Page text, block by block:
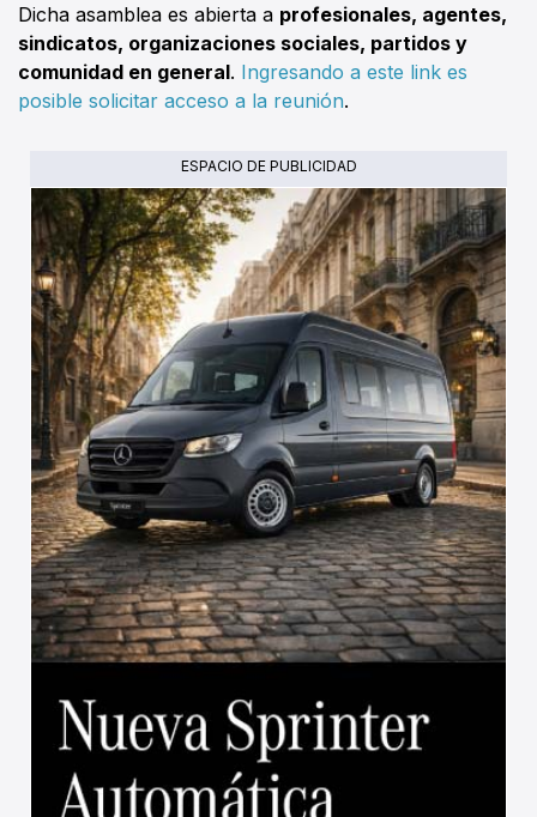
Dicha asamblea es abierta a profesionales, agentes,
sindicatos, organizaciones sociales, partidos y
comunidad en general. Ingresando a este link es
posible solicitar acceso a la reunión.
ESPACIO DE PUBLICIDAD